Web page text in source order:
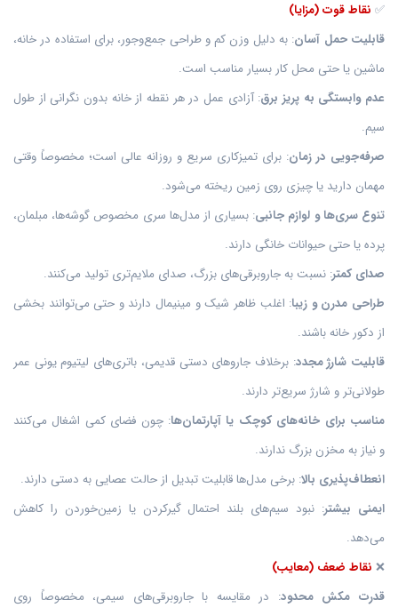
✅ نقاط قوت (مزایا)
قابلیت حمل آسان: به دلیل وزن کم و طراحی جمع‌وجور، برای استفاده در خانه،
ماشین یا حتی محل کار بسیار مناسب است.
عدم وابستگی به پریز برق: آزادی عمل در هر نقطه از خانه بدون نگرانی از طول
سیم.
صرفه‌جویی در زمان: برای تمیزکاری سریع و روزانه عالی است؛ مخصوصاً وقتی
مهمان دارید یا چیزی روی زمین ریخته می‌شود.
تنوع سری‌ها و لوازم جانبی: بسیاری از مدل‌ها سری مخصوص گوشه‌ها، مبلمان،
پرده یا حتی حیوانات خانگی دارند.
صدای کمتر: نسبت به جاروبرقی‌های بزرگ، صدای ملایم‌تری تولید می‌کنند.
طراحی مدرن و زیبا: اغلب ظاهر شیک و مینیمال دارند و حتی می‌توانند بخشی
از دکور خانه باشند.
قابلیت شارژ مجدد: برخلاف جاروهای دستی قدیمی، باتری‌های لیتیوم یونی عمر
طولانی‌تر و شارژ سریع‌تر دارند.
مناسب برای خانه‌های کوچک یا آپارتمان‌ها: چون فضای کمی اشغال می‌کنند
و نیاز به مخزن بزرگ ندارند.
انعطاف‌پذیری بالا: برخی مدل‌ها قابلیت تبدیل از حالت عصایی به دستی دارند.
ایمنی بیشتر: نبود سیم‌های بلند احتمال گیرکردن یا زمین‌خوردن را کاهش
می‌دهد.
❌ نقاط ضعف (معایب)
قدرت مکش محدود: در مقایسه با جاروبرقی‌های سیمی، مخصوصاً روی